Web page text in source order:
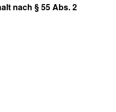
nach § 55 Abs. 2